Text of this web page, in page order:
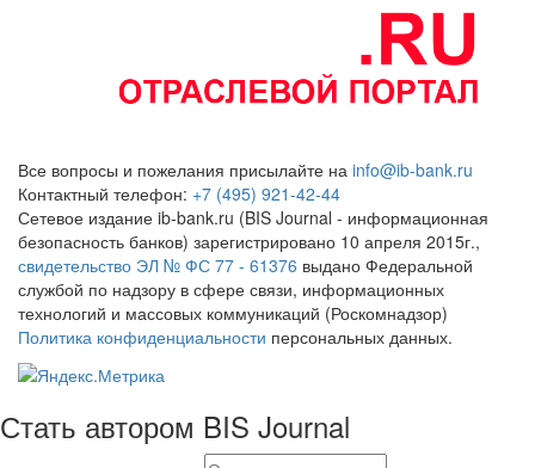
Все вопросы и пожелания присылайте на info@ib-bank.ru
Контактный телефон: +7 (495) 921-42-44
Сетевое издание ib-bank.ru (BIS Journal - информационная
безопасность банков) зарегистрировано 10 апреля 2015г.,
свидетельство ЭЛ № ФС 77 - 61376 выдано Федеральной
службой по надзору в сфере связи, информационных
технологий и массовых коммуникаций (Роскомнадзор)
Политика конфиденциальности персональных данных.
Стать автором BIS Journal